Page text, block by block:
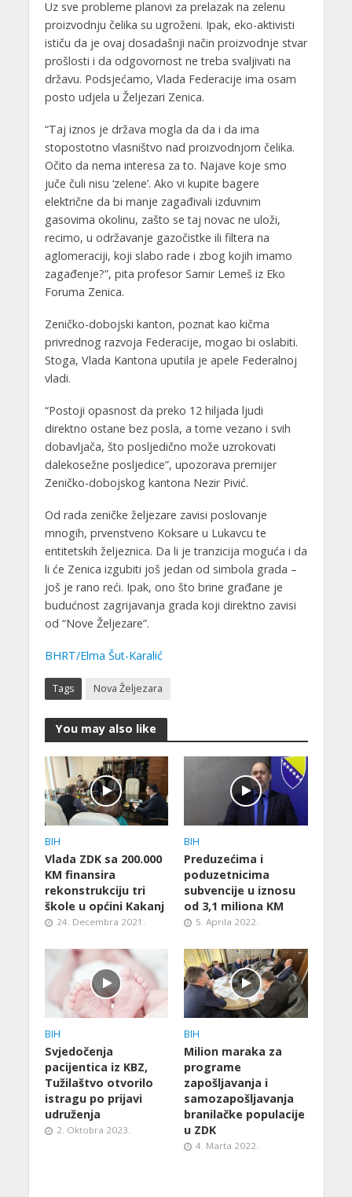
Uz sve probleme planovi za prelazak na zelenu
proizvodnju čelika su ugroženi. Ipak, eko-aktivisti
ističu da je ovaj dosadašnji način proizvodnje stvar
prošlosti i da odgovornost ne treba svaljivati na
državu. Podsjećamo, Vlada Federacije ima osam
posto udjela u Željezari Zenica.
“Taj iznos je država mogla da da i da ima
stopostotno vlasništvo nad proizvodnjom čelika.
Očito da nema interesa za to. Najave koje smo
juče čuli nisu ‘zelene’. Ako vi kupite bagere
električne da bi manje zagađivali izduvnim
gasovima okolinu, zašto se taj novac ne uloži,
recimo, u održavanje gazočistke ili filtera na
aglomeraciji, koji slabo rade i zbog kojih imamo
zagađenje?”, pita profesor Samir Lemeš iz Eko
Foruma Zenica.
Zeničko-dobojski kanton, poznat kao kičma
privrednog razvoja Federacije, mogao bi oslabiti.
Stoga, Vlada Kantona uputila je apele Federalnoj
vladi.
“Postoji opasnost da preko 12 hiljada ljudi
direktno ostane bez posla, a tome vezano i svih
dobavljača, što posljedično može uzrokovati
dalekosežne posljedice”, upozorava premijer
Zeničko-dobojskog kantona Nezir Pivić.
Od rada zeničke željezare zavisi poslovanje
mnogih, prvenstveno Koksare u Lukavcu te
entitetskih željeznica. Da li je tranzicija moguća i da
li će Zenica izgubiti još jedan od simbola grada –
još je rano reći. Ipak, ono što brine građane je
budućnost zagrijavanja grada koji direktno zavisi
od “Nove Željezare”.
BHRT/Elma Šut-Karalić
Tags Nova Željezara
You may also like
BIH
Vlada ZDK sa 200.000
KM finansira
rekonstrukciju tri
škole u općini Kakanj
24. Decembra 2021.
BIH
Preduzećima i
poduzetnicima
subvencije u iznosu
od 3,1 miliona KM
5. Aprila 2022.
BIH
Svjedočenja
pacijentica iz KBZ,
Tužilaštvo otvorilo
istragu po prijavi
udruženja
2. Oktobra 2023.
BIH
Milion maraka za
programe
zapošljavanja i
samozapošljavanja
branilačke populacije
u ZDK
4. Marta 2022.